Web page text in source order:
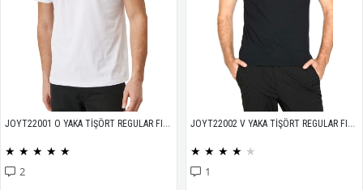
JOYT22001 O YAKA TİŞÖRT REGULAR FIT %100 PAMUK COMPACK PENYE
★ ★ ★ ★ ★
2
JOYT22002 V YAKA TİŞÖRT REGULAR FIT %100 PAMUK COMPACK PENYE
★ ★ ★ ★ ★
1